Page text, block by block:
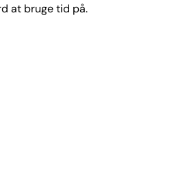
at bruge tid på.